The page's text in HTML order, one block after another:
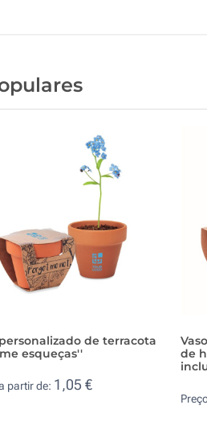
de terracota
esqueças''
partir de: 1,05 €
de